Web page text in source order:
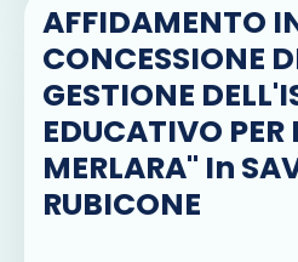
AFFIDAMENTO
CONCESSIONE
GESTIONE
EDUCATIVO
MERLARA" In
RUBICONE